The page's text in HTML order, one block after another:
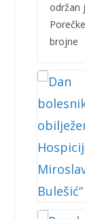
održan
brojne